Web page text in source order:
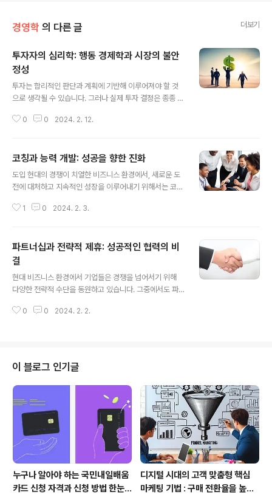
경영학 의 다른 글 더보기
투자자의 심리학: 행동 경제학과 시장의 불안
정성
투자는 합리적인 판단과 계획에 기반해 이루어져야 할 것
으로 생각될 수 있습니다. 그러나 실제 투자 결정은 종종 감
의 심리적 특성과 행동 경제학적 이론은 시장의 불안정성
들의 심리적, 인지적, 사회적 특성이 경제적 결정에 미치는
영향을 연구합니다. 다시 말해 인간의 행동이 합리적이지
않은 경우를 연구하는 경제학의 한 분야입니다. 소비자들
것이 아니라, 감정적 요인이나 인지적 편향에 따라 선택을
0 0 2024. 2. 12.
코칭과 능력 개발: 성공을 향한 진화
도입 현대의 경쟁이 치열한 비즈니스 환경에서, 새로운 도
전에 대처하고 지속적인 성장을 이루어내기 위해서는 코칭
개념과 기본 원리, 능력 개발의 중요성, 그리고 성공적인 전
기 위해 외부 전문가인 코치로부터 지도받는 프로세스입니
다. 이는 지속적인 피드백과 목표 지향적인 계획 수립을 통
해 개인이나 팀의 능력을 최대한 발휘하도록 도와주는 인
간 중심의 접근 방식입니다. 코치는 경험이 풍부하고 전문
습을 촉진하여 성과 향상을 이끌어내는 역할을 수행합니
1 0 2024. 2. 3.
파트너십과 전략적 제휴: 성공적인 협력의 비
결
현대 비즈니스 환경에서 기업들은 경쟁을 넘어서기 위해
다양한 전략적 수단을 동원하고 있습니다. 그중에서도 파
강력한 전략 중 하나로 간주되고 있습니다. 이번 글에서는
휴는 기업이 자체적으로 어려운 과제에 대응하고 새로운
기회를 모색하기 위한 효과적인 방법입니다. 상호 협력을
통해 기업은 자원을 공유하고 경쟁력을 강화할 수 있습니
다. 1.2 급변하는 시장 환경에 대응 변화무쌍한 비즈니스
환경에서 기업은 신속한 대응이 필요합니다. 파트너십을
통해 기업은 유연성을 확보하고 다양한 도..
0 0 2024. 2. 2.
이 블로그 인기글
누구나 알아야 하는 국민내일배움
카드 신청 자격과 신청 방법 한눈
디지털 시대의 고객 맞춤형 핵심
마케팅 기법 : 구매 전환율을 높이